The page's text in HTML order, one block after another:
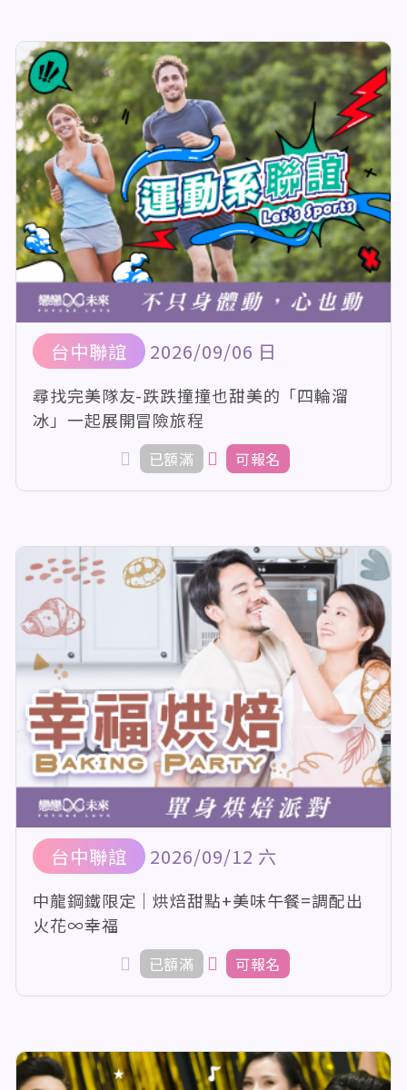
台中聯誼 2026/09/06 日
尋找完美隊友-跌跌撞撞也甜美的「四輪溜
冰」一起展開冒險旅程
已額滿 可報名
台中聯誼 2026/09/12 六
中龍鋼鐵限定｜烘焙甜點+美味午餐=調配出
火花∞幸福
已額滿 可報名